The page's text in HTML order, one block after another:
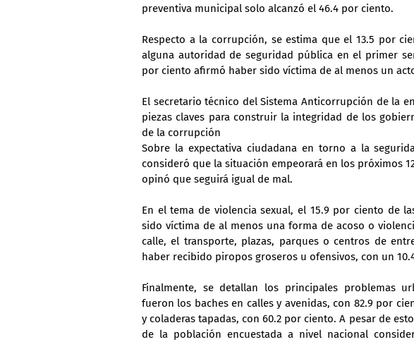
preventiva municipal solo alcanzó el 46.4 por ciento.
Respecto a la corrupción, se estima que el 13.5 por
alguna autoridad de seguridad pública en el primer
por ciento afirmó haber sido víctima de al menos un
El secretario técnico del Sistema Anticorrupción de la
piezas claves para construir la integridad de los
de la corrupción
Sobre la expectativa ciudadana en torno a la
consideró que la situación empeorará en los próximos
opinó que seguirá igual de mal.
En el tema de violencia sexual, el 15.9 por ciento de
sido víctima de al menos una forma de acoso o
calle, el transporte, plazas, parques o centros de
haber recibido piropos groseros u ofensivos, con un
Finalmente, se detallan los principales problemas
fueron los baches en calles y avenidas, con 82.9 por
y coladeras tapadas, con 60.2 por ciento. A pesar de
de la población encuestada a nivel nacional